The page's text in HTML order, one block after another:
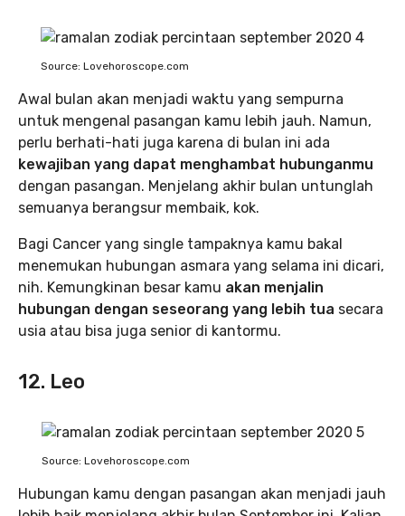
Source: Lovehoroscope.com
Awal bulan akan menjadi waktu yang sempurna
untuk mengenal pasangan kamu lebih jauh. Namun,
perlu berhati-hati juga karena di bulan ini ada
kewajiban yang dapat menghambat hubunganmu
dengan pasangan. Menjelang akhir bulan untunglah
semuanya berangsur membaik, kok.
Bagi Cancer yang single tampaknya kamu bakal
menemukan hubungan asmara yang selama ini dicari,
nih. Kemungkinan besar kamu akan menjalin
hubungan dengan seseorang yang lebih tua secara
usia atau bisa juga senior di kantormu.
12. Leo
Source: Lovehoroscope.com
Hubungan kamu dengan pasangan akan menjadi jauh